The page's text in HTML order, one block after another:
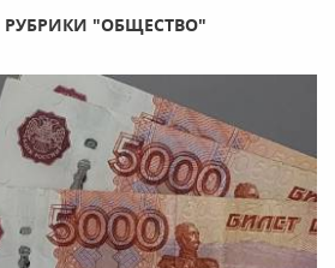
"ОБЩЕСТВО"